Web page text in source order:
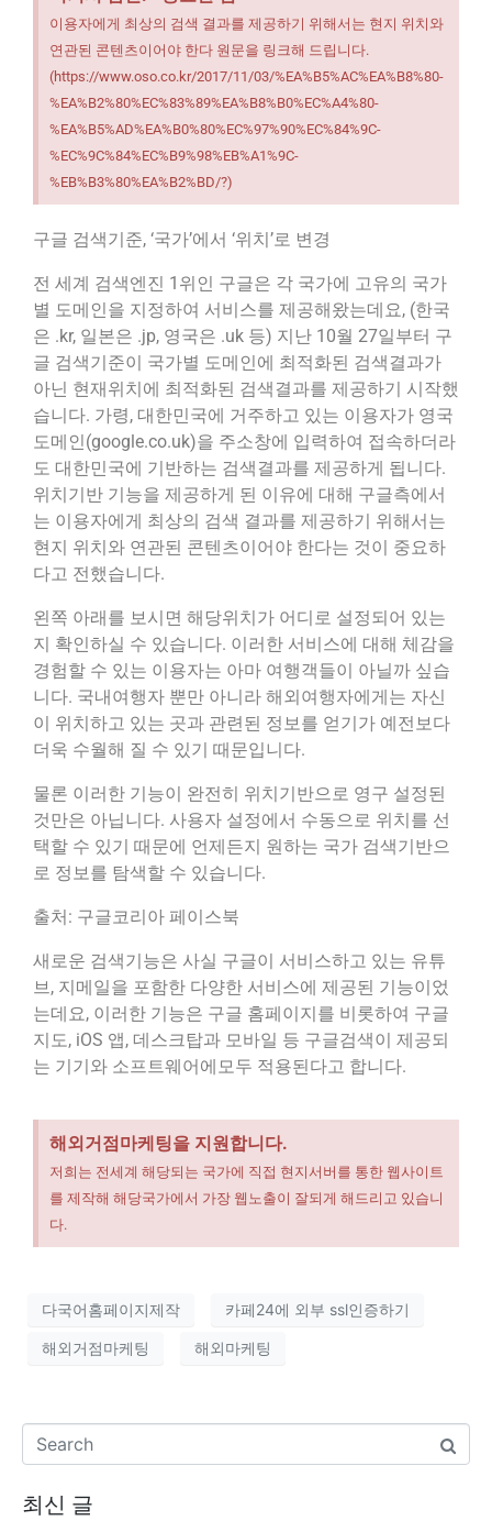
이용자에게 최상의 검색 결과를 제공하기 위해서는 현지 위치와
연관된 콘텐츠이어야 한다 원문을 링크해 드립니다.
(https://www.oso.co.kr/2017/11/03/%EA%B5%AC%EA%B8%80-
%EA%B2%80%EC%83%89%EA%B8%B0%EC%A4%80-
%EA%B5%AD%EA%B0%80%EC%97%90%EC%84%9C-
%EC%9C%84%EC%B9%98%EB%A1%9C-
%EB%B3%80%EA%B2%BD/?)
구글 검색기준, ‘국가’에서 ‘위치’로 변경
전 세계 검색엔진 1위인 구글은 각 국가에 고유의 국가
별 도메인을 지정하여 서비스를 제공해왔는데요, (한국
은 .kr, 일본은 .jp, 영국은 .uk 등) 지난 10월 27일부터 구
글 검색기준이 국가별 도메인에 최적화된 검색결과가
아닌 현재위치에 최적화된 검색결과를 제공하기 시작했
습니다. 가령, 대한민국에 거주하고 있는 이용자가 영국
도메인(google.co.uk)을 주소창에 입력하여 접속하더라
도 대한민국에 기반하는 검색결과를 제공하게 됩니다.
위치기반 기능을 제공하게 된 이유에 대해 구글측에서
는 이용자에게 최상의 검색 결과를 제공하기 위해서는
현지 위치와 연관된 콘텐츠이어야 한다는 것이 중요하
다고 전했습니다.
왼쪽 아래를 보시면 해당위치가 어디로 설정되어 있는
지 확인하실 수 있습니다. 이러한 서비스에 대해 체감을
경험할 수 있는 이용자는 아마 여행객들이 아닐까 싶습
니다. 국내여행자 뿐만 아니라 해외여행자에게는 자신
이 위치하고 있는 곳과 관련된 정보를 얻기가 예전보다
더욱 수월해 질 수 있기 때문입니다.
물론 이러한 기능이 완전히 위치기반으로 영구 설정된
것만은 아닙니다. 사용자 설정에서 수동으로 위치를 선
택할 수 있기 때문에 언제든지 원하는 국가 검색기반으
로 정보를 탐색할 수 있습니다.
출처: 구글코리아 페이스북
새로운 검색기능은 사실 구글이 서비스하고 있는 유튜
브, 지메일을 포함한 다양한 서비스에 제공된 기능이었
는데요, 이러한 기능은 구글 홈페이지를 비롯하여 구글
지도, iOS 앱, 데스크탑과 모바일 등 구글검색이 제공되
는 기기와 소프트웨어에모두 적용된다고 합니다.
해외거점마케팅을 지원합니다.
저희는 전세계 해당되는 국가에 직접 현지서버를 통한 웹사이트
를 제작해 해당국가에서 가장 웹노출이 잘되게 해드리고 있습니
다.
다국어홈페이지제작 카페24에 외부 ssl인증하기
해외거점마케팅 해외마케팅
최신 글